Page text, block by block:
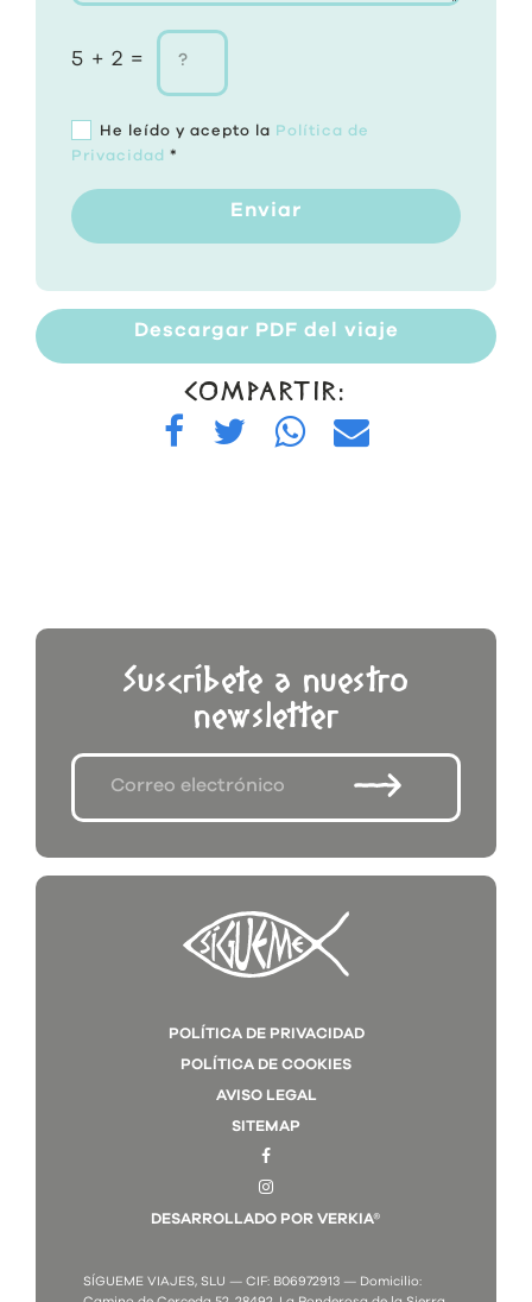
5 + 2 =
He leído y acepto la Política de
Privacidad *
Enviar
Descargar PDF del viaje
COMPARTIR:
Suscríbete a nuestro
newsletter
POLÍTICA DE PRIVACIDAD
POLÍTICA DE COOKIES
AVISO LEGAL
SITEMAP
DESARROLLADO POR VERKIA®
SÍGUEME VIAJES, SLU — CIF: B06972913 — Domicilio: